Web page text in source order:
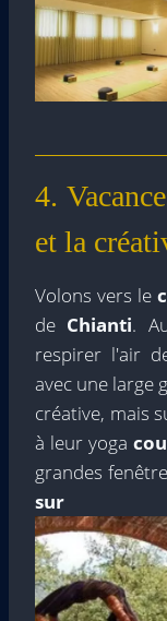
4.
et la
Volons vers le
de Chianti.
respirer l'air
avec une large
créative, mais
à leur yoga
grandes
sur